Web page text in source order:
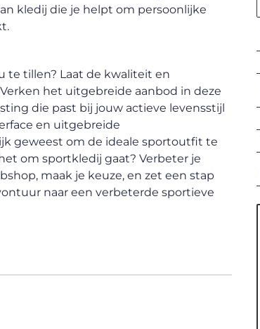
kledij die je helpt om persoonlijke
te tillen? Laat de kwaliteit en
het uitgebreide aanbod in deze
die past bij jouw actieve levensstijl
en uitgebreide
geweest om de ideale sportoutfit te
om sportkledij gaat? Verbeter je
maak je keuze, en zet een stap
naar een verbeterde sportieve